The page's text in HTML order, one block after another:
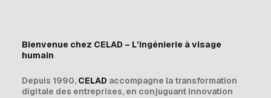
Bienvenue chez CELAD – L’ingénierie à visage
humain
Depuis 1990, CELAD accompagne la transformation
digitale des entreprises, en conjuguant innovation